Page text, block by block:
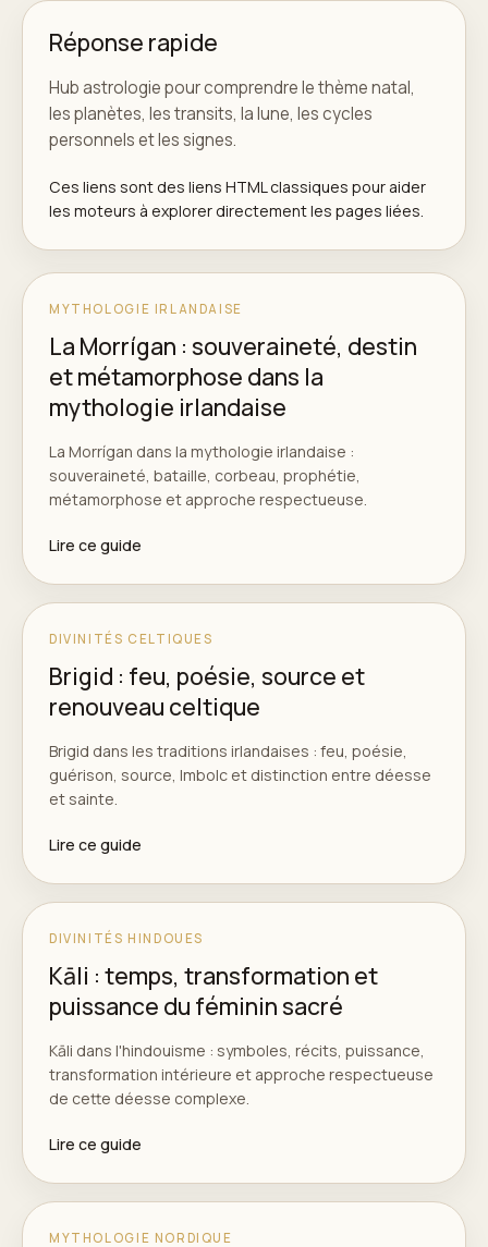
Réponse rapide
Hub astrologie pour comprendre le thème natal,
les planètes, les transits, la lune, les cycles
personnels et les signes.
Ces liens sont des liens HTML classiques pour aider
les moteurs à explorer directement les pages liées.
MYTHOLOGIE IRLANDAISE
La Morrígan : souveraineté, destin
et métamorphose dans la
mythologie irlandaise
La Morrígan dans la mythologie irlandaise :
souveraineté, bataille, corbeau, prophétie,
métamorphose et approche respectueuse.
Lire ce guide
DIVINITÉS CELTIQUES
Brigid : feu, poésie, source et
renouveau celtique
Brigid dans les traditions irlandaises : feu, poésie,
guérison, source, Imbolc et distinction entre déesse
et sainte.
Lire ce guide
DIVINITÉS HINDOUES
Kāli : temps, transformation et
puissance du féminin sacré
Kāli dans l'hindouisme : symboles, récits, puissance,
transformation intérieure et approche respectueuse
de cette déesse complexe.
Lire ce guide
MYTHOLOGIE NORDIQUE